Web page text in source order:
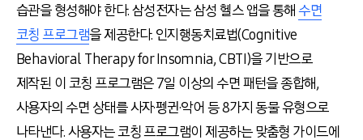
습관을 형성해야 한다.삼성전자는 삼성 헬스 앱을 통해수면
코칭 프로그램을 제공한다. 인지행동치료법(Cognitive
Behavioral Therapy for Insomnia, CBTI)을 기반으로
제작된 이 코칭 프로그램은7일 이상의 수면 패턴을 종합해,
사용자의 수면 상태를 사자·펭귄·악어 등8가지 동물 유형으로
나타낸다.사용자는 코칭 프로그램이 제공하는 맞춤형 가이드에